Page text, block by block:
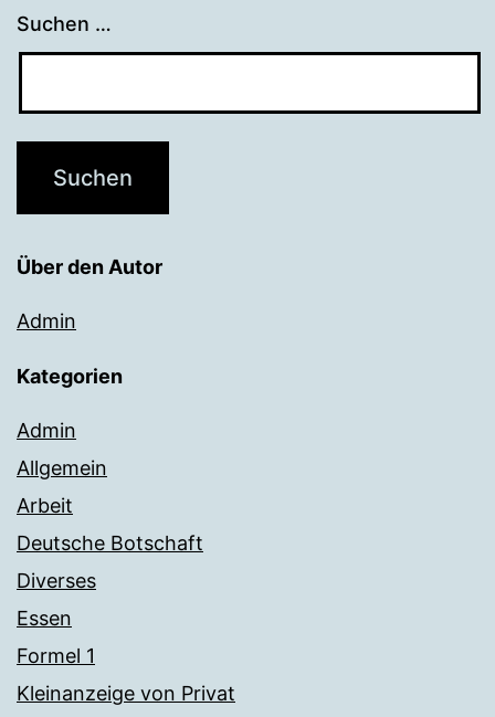
Suchen …
Über den Autor
Admin
Kategorien
Admin
Allgemein
Arbeit
Deutsche Botschaft
Diverses
Essen
Formel 1
Kleinanzeige von Privat